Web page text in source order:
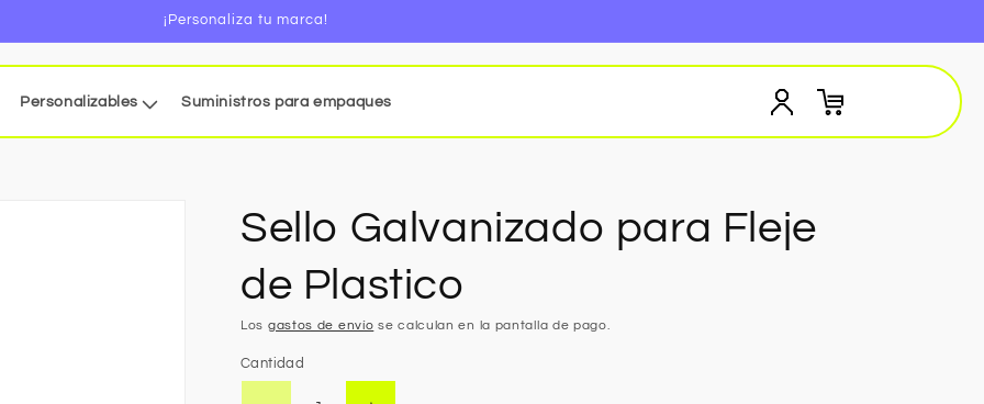
¡Personaliza tu marca!
Personalizables Suministros para empaques
Iniciar
sesión
Carrito
Sello Galvanizado para Fleje
de Plastico
Los gastos de envío se calculan en la pantalla de pago.
Cantidad